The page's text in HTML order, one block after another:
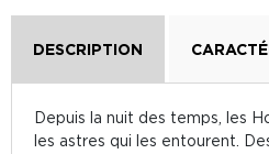
DESCRIPTION
Depuis la nuit des temps, les
les astres qui les entourent.